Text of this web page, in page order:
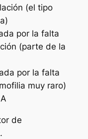
(el tipo
por la falta
(parte de la
por la falta
muy raro)
de